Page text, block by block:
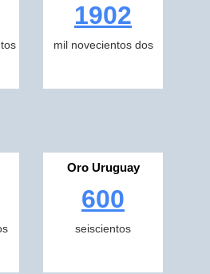
1902
mil novecientos dos
Oro Uruguay
600
seiscientos